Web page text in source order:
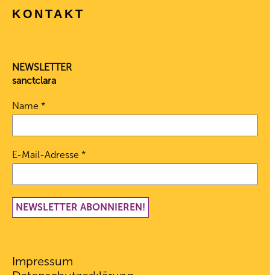
KONTAKT
NEWSLETTER
sanctclara
Name *
E-Mail-Adresse *
Impressum